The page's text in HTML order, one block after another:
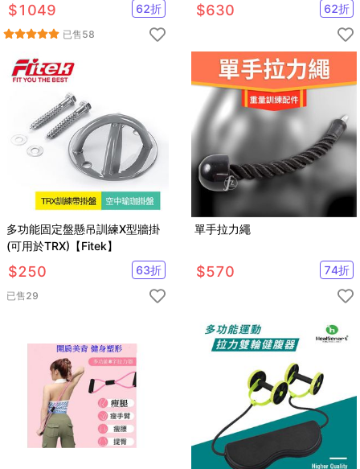
$1049 62折
已售58
$630 62折
多功能固定盤懸吊訓練X型牆掛
(可用於TRX)【Fitek】
$250 63折
已售29
單手拉力繩
$570 74折